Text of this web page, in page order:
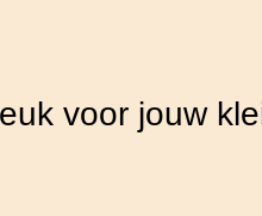
voor jouw